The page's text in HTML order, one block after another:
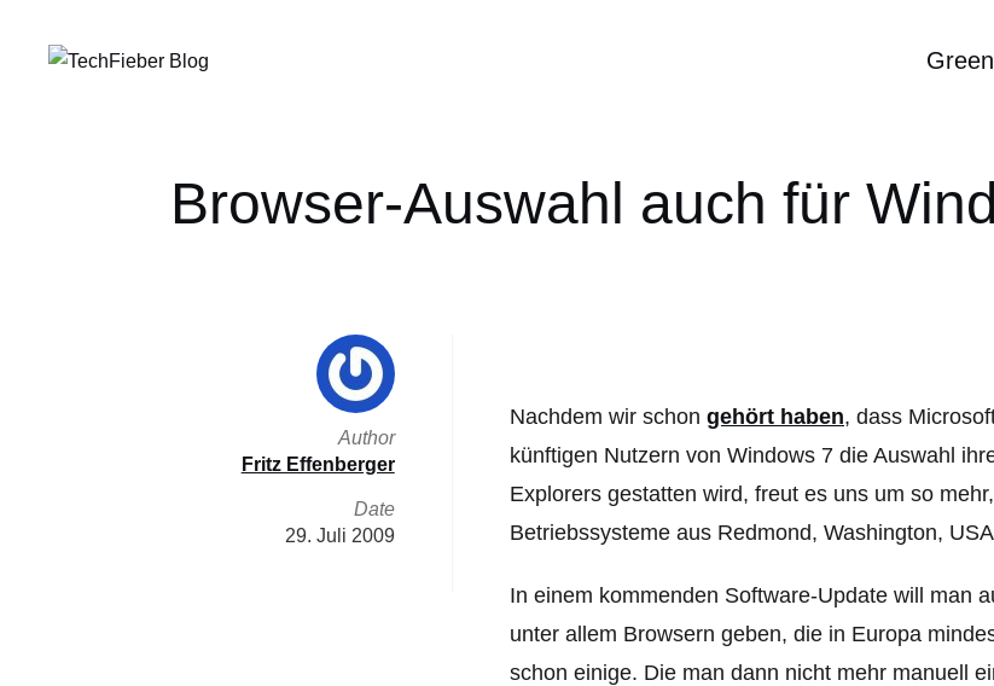
Browser-Auswahl auch für
Nachdem wir schon gehört haben, dass
künftigen Nutzern von Windows 7 die Auswahl
Explorers gestatten wird, freut es uns um so
Betriebssysteme aus Redmond, Washington,
In einem kommenden Software-Update will man
unter allem Browsern geben, die in Europa
schon einige. Die man dann nicht mehr manuell
Author
Fritz Effenberger
Date
29. Juli 2009